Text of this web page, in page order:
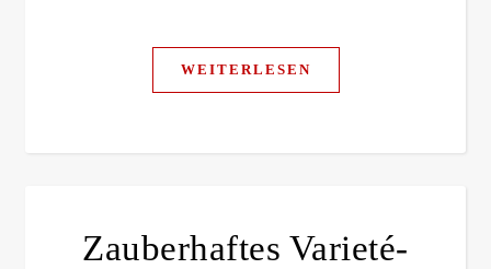
WEITERLESEN
Zauberhaftes Varieté-